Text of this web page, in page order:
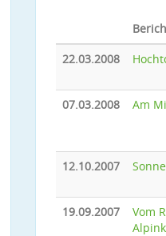
22.03.2008
07.03.2008 Am
12.10.2007
19.09.2007
Vom